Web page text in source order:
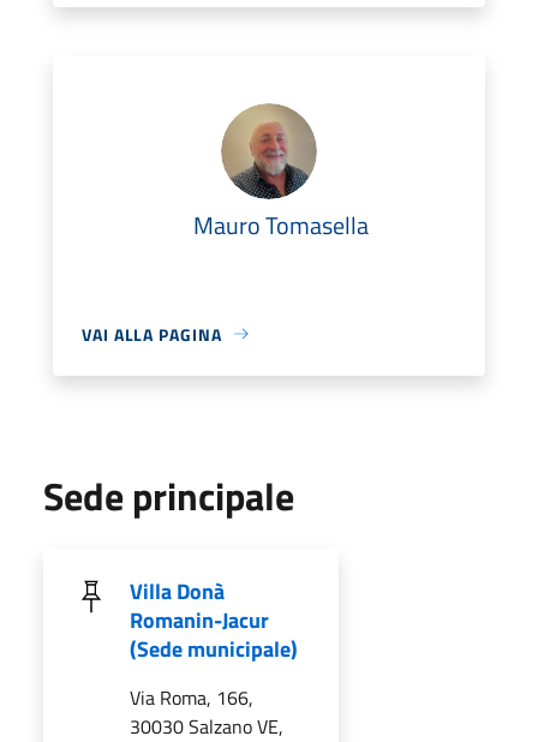
Mauro Tomasella
VAI ALLA PAGINA
Sede principale
Villa Donà
Romanin-Jacur
(Sede municipale)
Via Roma, 166,
30030 Salzano VE,